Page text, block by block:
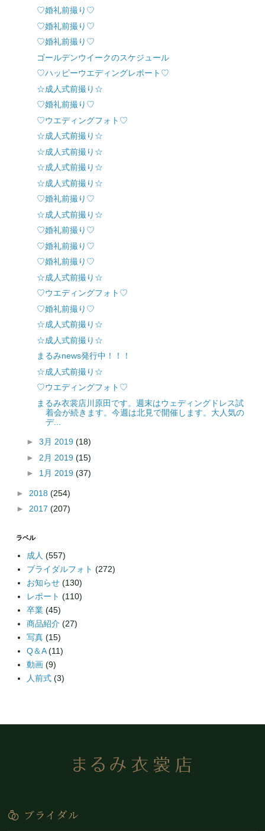
♡婚礼前撮り♡
♡婚礼前撮り♡
♡婚礼前撮り♡
ゴールデンウイークのスケジュール
♡ハッピーウエディングレポート♡
☆成人式前撮り☆
♡婚礼前撮り♡
♡ウエディングフォト♡
☆成人式前撮り☆
☆成人式前撮り☆
☆成人式前撮り☆
☆成人式前撮り☆
♡婚礼前撮り♡
☆成人式前撮り☆
♡婚礼前撮り♡
♡婚礼前撮り♡
♡婚礼前撮り♡
☆成人式前撮り☆
♡ウエディングフォト♡
♡婚礼前撮り♡
☆成人式前撮り☆
☆成人式前撮り☆
まるみnews発行中！！！
☆成人式前撮り☆
♡ウエディングフォト♡
まるみ衣裳店川原田です。週末はウェディングドレス試
着会が続きます。今週は北見で開催します。大人気の
デ...
► 3月 2019 (18)
► 2月 2019 (15)
► 1月 2019 (37)
► 2018 (254)
► 2017 (207)
ラベル
成人 (557)
ブライダルフォト (272)
お知らせ (130)
レポート (110)
卒業 (45)
商品紹介 (27)
写真 (15)
Q＆A(11)
動画 (9)
人前式 (3)
ブライダル